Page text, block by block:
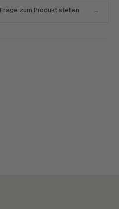
Frage zum Produkt stellen →